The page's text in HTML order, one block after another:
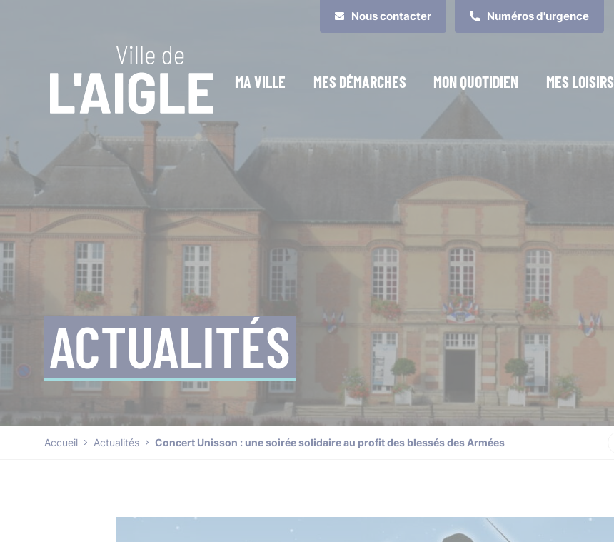
Nous contacter Numéros d'urgence
MA VILLE MES DÉMARCHES MON QUOTIDIEN MES LOISIRS
ACTUALITÉS
Accueil Actualités Concert Unisson : une soirée solidaire au profit des blessés des Armées